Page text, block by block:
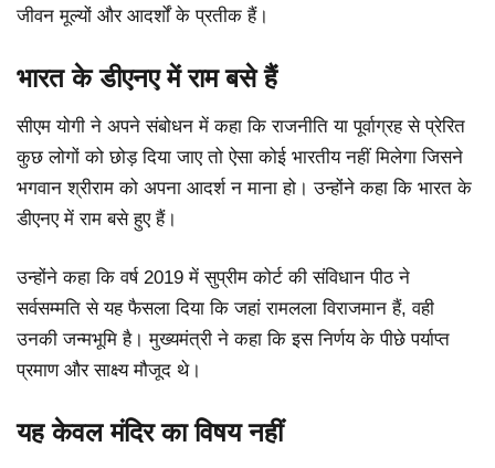
जीवन मूल्यों और आदर्शों के प्रतीक हैं।
भारत के डीएनए में राम बसे हैं
सीएम योगी ने अपने संबोधन में कहा कि राजनीति या पूर्वाग्रह से प्रेरित
कुछ लोगों को छोड़ दिया जाए तो ऐसा कोई भारतीय नहीं मिलेगा जिसने
भगवान श्रीराम को अपना आदर्श न माना हो। उन्होंने कहा कि भारत के
डीएनए में राम बसे हुए हैं।
उन्होंने कहा कि वर्ष 2019 में सुप्रीम कोर्ट की संविधान पीठ ने
सर्वसम्मति से यह फैसला दिया कि जहां रामलला विराजमान हैं, वही
उनकी जन्मभूमि है। मुख्यमंत्री ने कहा कि इस निर्णय के पीछे पर्याप्त
प्रमाण और साक्ष्य मौजूद थे।
यह केवल मंदिर का विषय नहीं